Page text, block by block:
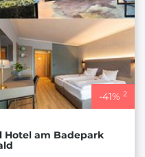
-41% 2
Hotel am Badepark